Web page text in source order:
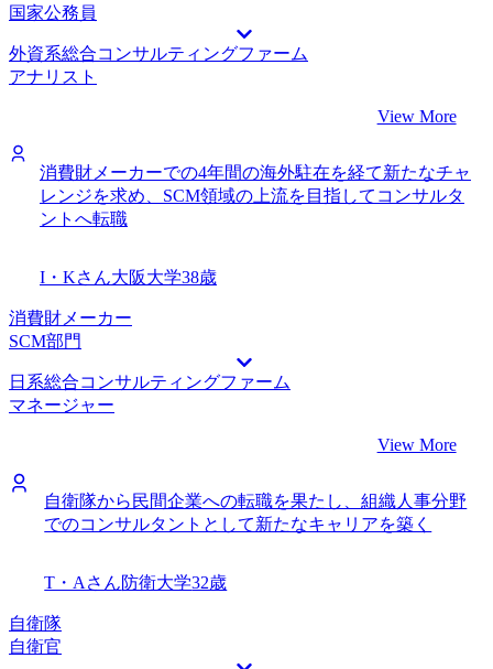
国家公務員
外資系総合コンサルティングファーム
アナリスト
View More
消費財メーカーでの4年間の海外駐在を経て新たなチャ
レンジを求め、SCM領域の上流を目指してコンサルタ
ントへ転職
I・Kさん大阪大学38歳
消費財メーカー
SCM部門
日系総合コンサルティングファーム
マネージャー
View More
自衛隊から民間企業への転職を果たし、組織人事分野
でのコンサルタントとして新たなキャリアを築く
T・Aさん防衛大学32歳
自衛隊
自衛官